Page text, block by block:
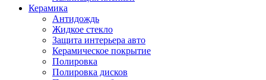
Керамика
Антидождь
Жидкое стекло
Защита интерьера авто
Керамическое покрытие
Полировка
Полировка дисков